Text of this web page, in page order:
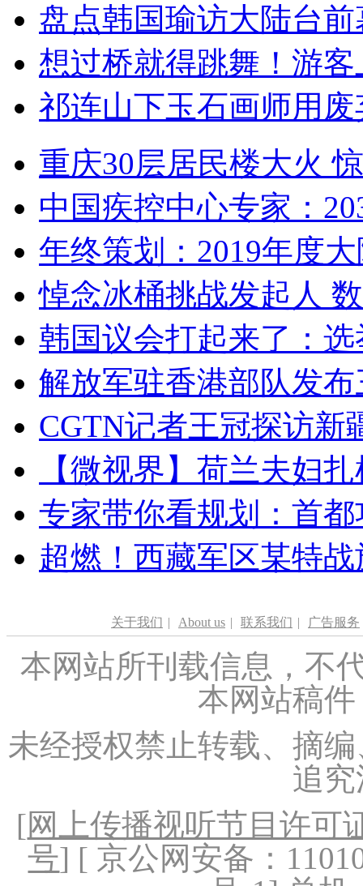
盘点韩国瑜访大陆台
想过桥就得跳舞！游客
祁连山下玉石画师用
重庆30层居民楼大火
中国疾控中心专家：
年终策划：2019年度
悼念冰桶挑战发起人
韩国议会打起来了：
解放军驻香港部队发
CGTN记者王冠探访新
【微视界】荷兰夫妇
专家带你看规划：首
超燃！西藏军区某特
关于我们 | About us | 联系我们 | 广告服务
本网站所刊载信息，不
本网站稿
未经授权禁止转载、摘
追
[网上传播视听节目许可
号] [ 京公网安备：